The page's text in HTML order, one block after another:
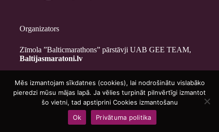
Organizators
Zīmola ”Balticmarathons” pārstāvji UAB GEE TEAM,
Baltijasmaratoni.lv
Kontakti
Par mums
Brīvprātīgajiem
Privātuma politika
Copyright © 2026 - Baltijasmaratoni.lv
Mēs izmantojam sīkdatnes (cookies), lai nodrošinātu vislabāko
pieredzi mūsu mājas lapā. Ja vēlies turpināt pilnvērtīgi izmantot
šo vietni, tad apstiprini Cookies izmantošanu
Ok
Privātuma politika